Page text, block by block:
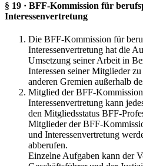
§ 19 · BFF-Kommission für
Interessenvertretung
Die BFF-Kommission für
Interessenvertretung hat die
Umsetzung seiner Arbeit in
Interessen seiner Mitglieder
anderen Gremien außerhalb
Mitglied der BFF-
Interessenvertretung kann
den Mitgliedsstatus BFF-
Mitglieder der BFF-
und Interessenvertretung
abberufen.
Einzelne Aufgaben kann der